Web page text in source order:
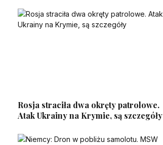
Rosja straciła dwa okręty patrolowe.
Atak Ukrainy na Krymie, są szczegóły